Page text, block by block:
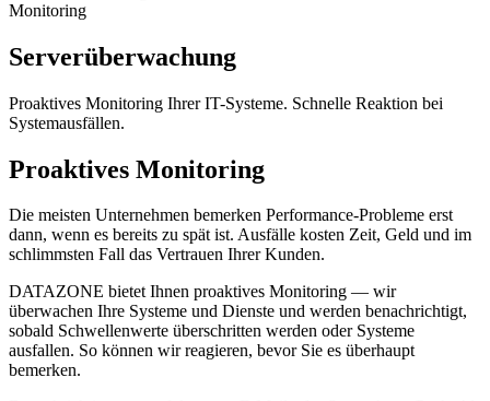
Monitoring
Serverüberwachung
Proaktives Monitoring Ihrer IT-Systeme. Schnelle Reaktion bei
Systemausfällen.
Proaktives Monitoring
Die meisten Unternehmen bemerken Performance-Probleme erst
dann, wenn es bereits zu spät ist. Ausfälle kosten Zeit, Geld und im
schlimmsten Fall das Vertrauen Ihrer Kunden.
DATAZONE bietet Ihnen proaktives Monitoring — wir
überwachen Ihre Systeme und Dienste und werden benachrichtigt,
sobald Schwellenwerte überschritten werden oder Systeme
ausfallen. So können wir reagieren, bevor Sie es überhaupt
bemerken.